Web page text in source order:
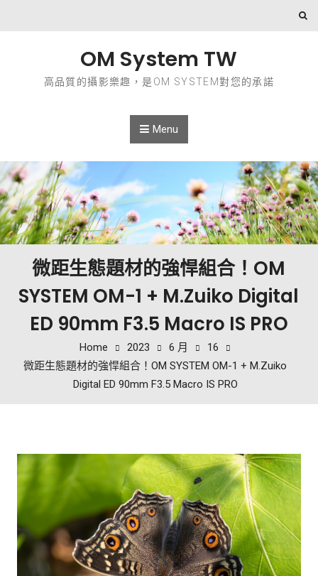
OM System TW
高品質的攝影樂趣，是OM SYSTEM對您的承諾
Menu
微距生態題材的強悍組合！OM
SYSTEM OM-1 + M.Zuiko Digital
ED 90mm F3.5 Macro IS PRO
Home 2023 6 月
16
微距生態題材的強悍組合！OM SYSTEM OM-1 + M.Zuiko
Digital ED 90mm F3.5 Macro IS PRO